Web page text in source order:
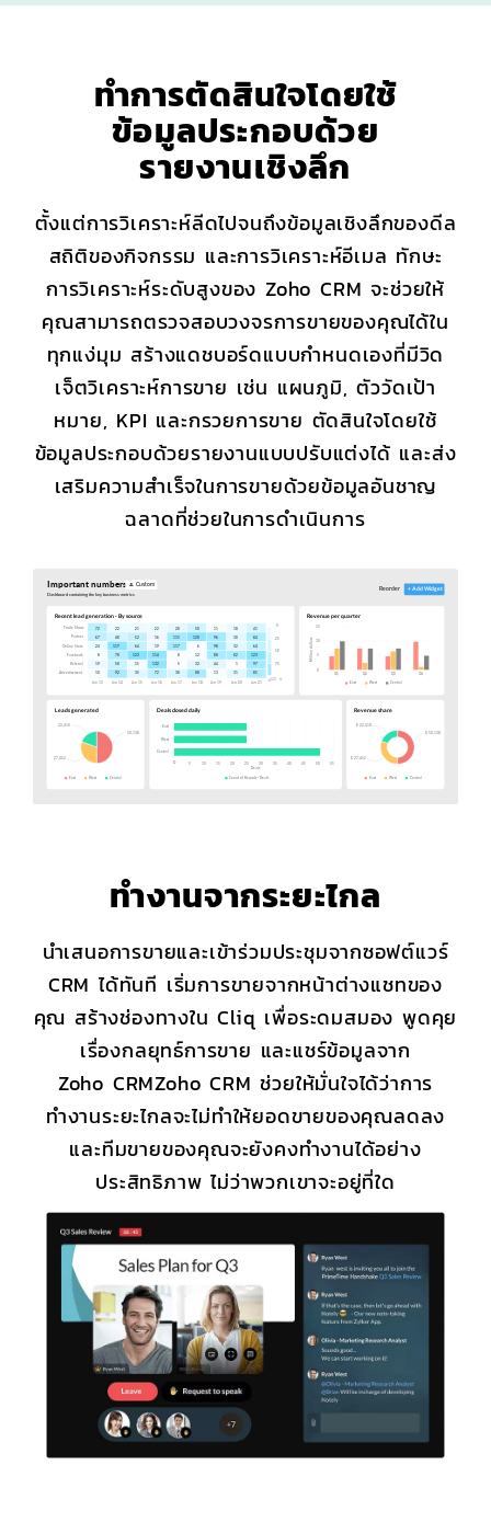
ทำการตัดสินใจโดยใช้
ข้อมูลประกอบด้วย
รายงานเชิงลึก
ตั้งแต่การวิเคราะห์ลีดไปจนถึงข้อมูลเชิงลึกของดีล
สถิติของกิจกรรม และการวิเคราะห์อีเมล ทักษะ
การวิเคราะห์ระดับสูงของZoho CRM จะช่วยให้
คุณสามารถตรวจสอบวงจรการขายของคุณได้ใน
ทุกแง่มุม สร้างแดชบอร์ดแบบกำหนดเองที่มีวิด
เจ็ตวิเคราะห์การขาย เช่น แผนภูมิ, ตัววัดเป้า
หมาย, KPI และกรวยการขาย ตัดสินใจโดยใช้
ข้อมูลประกอบด้วยรายงานแบบปรับแต่งได้ และส่ง
เสริมความสำเร็จในการขายด้วยข้อมูลอันชาญ
ฉลาดที่ช่วยในการดำเนินการ
ทำงานจากระยะไกล
นำเสนอการขายและเข้าร่วมประชุมจากซอฟต์แวร์
CRM ได้ทันที เริ่มการขายจากหน้าต่างแชทของ
คุณ สร้างช่องทางใน Cliq เพื่อระดมสมอง พูดคุย
เรื่องกลยุทธ์การขาย และแชร์ข้อมูลจาก
Zoho CRMZoho CRM ช่วยให้มั่นใจได้ว่าการ
ทำงานระยะไกลจะไม่ทำให้ยอดขายของคุณลดลง
และทีมขายของคุณจะยังคงทำงานได้อย่าง
ประสิทธิภาพ ไม่ว่าพวกเขาจะอยู่ที่ใด